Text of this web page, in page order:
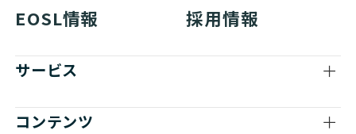
EOSL情報
採用情報
サービス
コンテンツ